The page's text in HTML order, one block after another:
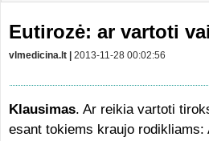
Eutirozė: ar vartoti
vlmedicina.lt | 2013-11-28 00:02:56
Klausimas. Ar reikia vartoti
esant tokiems kraujo rodikliams: